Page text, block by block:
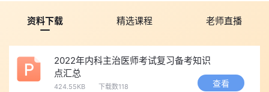
资料下载 精选课程 老师直播
2022年内科主治医师考试复习备考知识
点汇总
424.55KB 下载数118 查看